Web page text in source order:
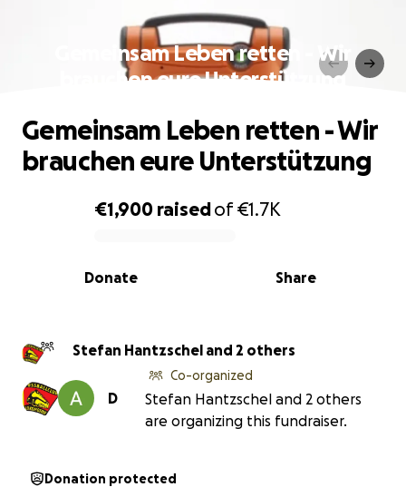
Gemeinsam Leben retten - Wir
brauchen eure Unterstützung
0% complete
€1,900 raisedof€1.7K
Share
Donate
Gemeinsam Leben retten - Wir
brauchen eure Unterstützung
Stefan Hantzschel and 2 others
D
Co-organized
Stefan Hantzschel and 2 others
are organizing this fundraiser.
Donation protected